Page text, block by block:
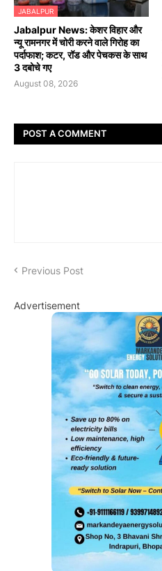
JABALPUR
Jabalpur News: केशर विहार और
न्यू रामनगर में चोरी करने वाले गिरोह का
पर्दाफाश; कटर, रॉड और पेचकस के साथ
3 दबोचे गए
August 08, 2026
POST A COMMENT
Previous Post
Advertisement